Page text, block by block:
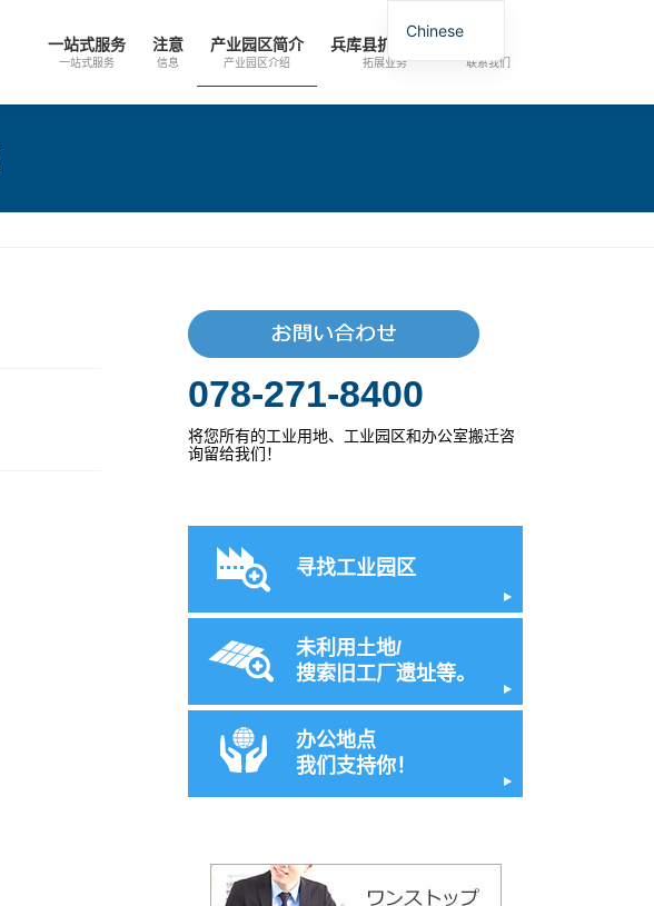
一站式服务
一站式服务
注意
信息
产业园区简介
产业园区介绍
兵库县扩张指南
拓展业务 联系我们
078-271-8400
将您所有的工业用地、工业园区和办公室搬迁咨
询留给我们！
寻找工业园区
未利用土地/
搜索旧工厂遗址等。
办公地点
我们支持你！
Chinese